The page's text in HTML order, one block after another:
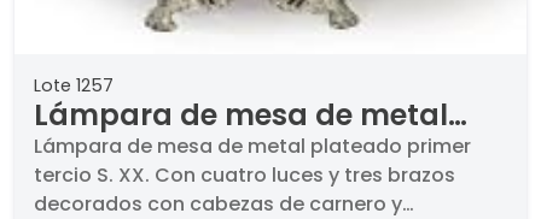
Lote 1257
Lámpara de mesa de metal
plateado primer tercio S. XX
Lámpara de mesa de metal plateado primer
tercio S. XX. Con cuatro luces y tres brazos
decorados con cabezas de carnero y